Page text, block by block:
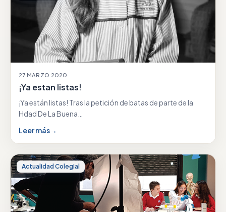
27 MARZO 2020
¡Ya estan listas!
¡Ya están listas! Tras la petición de batas de parte de la
Hdad De La Buena…
Leer más→
Actualidad Colegial